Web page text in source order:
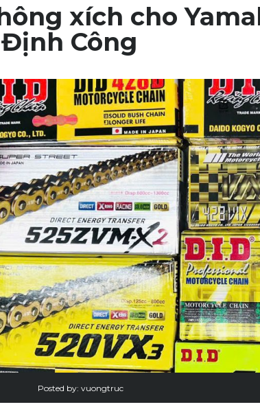
xích cho
Công
Posted by: vuongtruc